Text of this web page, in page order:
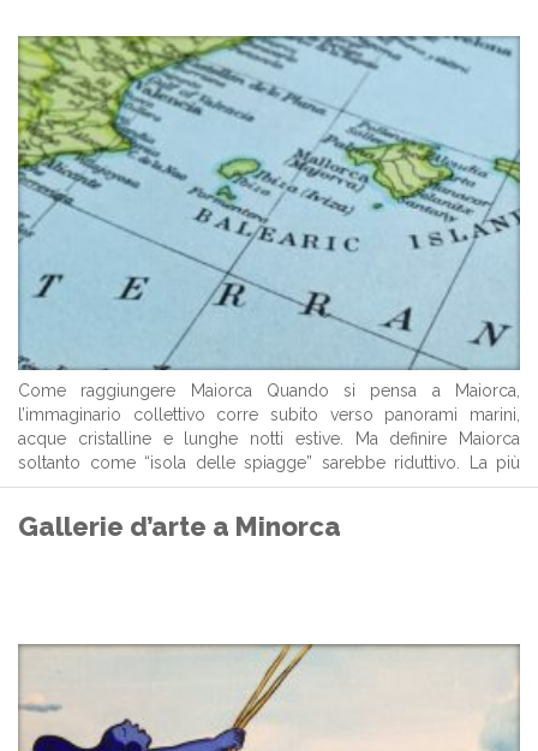
Come raggiungere Maiorca Quando si pensa a Maiorca,
l’immaginario collettivo corre subito verso panorami marini,
acque cristalline e lunghe notti estive. Ma definire Maiorca
soltanto come “isola delle spiagge” sarebbe riduttivo. La più
grande delle Baleari è un vero scrigno di bellezze naturali e
Gallerie d’arte a Minorca